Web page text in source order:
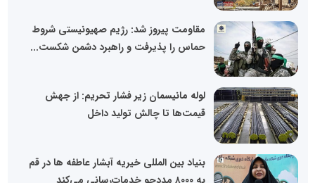
مقاومت پیروز شد: رژیم صهیونیستی شروط
حماس را پذیرفت و راهبرد دشمن شکست...
لوله مانیسمان زیر فشار تحریم: از جهش
قیمت‌ها تا چالش تولید داخل
بنیاد بین المللی خیریه آبشار عاطفه ها در قم